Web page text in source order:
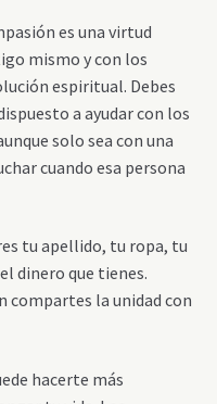
es una virtud
mismo y con los
espiritual. Debes
a ayudar con los
solo sea con una
cuando esa persona
tu apellido, tu ropa, tu
dinero que tienes.
compartes la unidad con
hacerte más